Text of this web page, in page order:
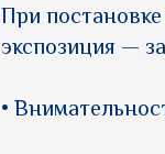
При
экспозиция —
•